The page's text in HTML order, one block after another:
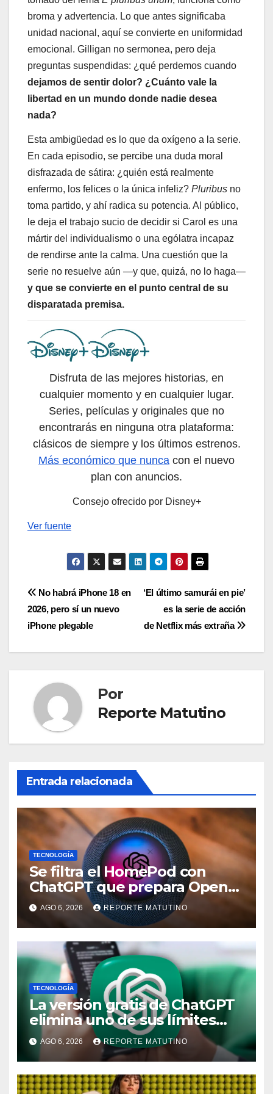
broma y advertencia. Lo que antes significaba
unidad nacional, aquí se convierte en uniformidad
emocional. Gilligan no sermonea, pero deja
preguntas suspendidas: ¿qué perdemos cuando
dejamos de sentir dolor? ¿Cuánto vale la
libertad en un mundo donde nadie desea
nada?
Esta ambigüedad es lo que da oxígeno a la serie.
En cada episodio, se percibe una duda moral
disfrazada de sátira: ¿quién está realmente
enfermo, los felices o la única infeliz? Pluribus no
toma partido, y ahí radica su potencia. Al público,
le deja el trabajo sucio de decidir si Carol es una
mártir del individualismo o una ególatra incapaz
de rendirse ante la calma. Una cuestión que la
serie no resuelve aún —y que, quizá, no lo haga—
y que se convierte en el punto central de su
disparatada premisa.
Disfruta de las mejores historias, en
cualquier momento y en cualquier lugar.
Series, películas y originales que no
encontrarás en ninguna otra plataforma:
clásicos de siempre y los últimos estrenos.
Más económico que nunca con el nuevo
plan con anuncios.
Consejo ofrecido por Disney+
Ver fuente
Navegación
de
entradas
‘El último samurái en pie’
es la serie de acción
de Netflix más extraña
No habrá iPhone 18 en
2026, pero sí un nuevo
iPhone plegable
Por
Reporte Matutino
Entrada relacionada
TECNOLOGÍA
Se filtra el HomePod con
ChatGPT que prepara OpenAI
y su diseño es una locura
AGO 6, 2026 REPORTE MATUTINO
TECNOLOGÍA
La versión gratis de ChatGPT
elimina uno de sus límites
más pedidos y ahora es más
útil
AGO 6, 2026 REPORTE MATUTINO